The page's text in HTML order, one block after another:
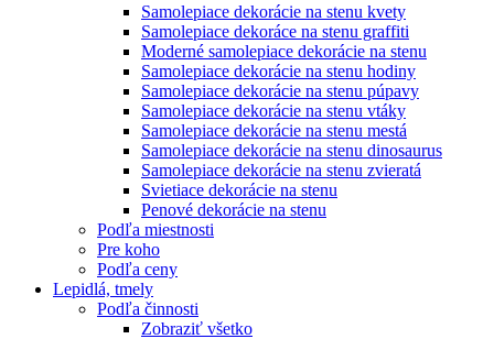
Samolepiace dekorácie na stenu kvety
Samolepiace dekoráce na stenu graffiti
Moderné samolepiace dekorácie na stenu
Samolepiace dekorácie na stenu hodiny
Samolepiace dekorácie na stenu púpavy
Samolepiace dekorácie na stenu vtáky
Samolepiace dekorácie na stenu mestá
Samolepiace dekorácie na stenu dinosaurus
Samolepiace dekorácie na stenu zvieratá
Svietiace dekorácie na stenu
Penové dekorácie na stenu
Podľa miestnosti
Pre koho
Podľa ceny
Lepidlá, tmely
Podľa činnosti
Zobraziť všetko